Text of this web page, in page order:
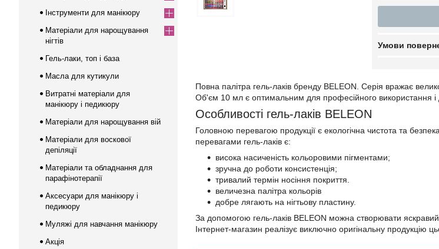
Повна палітра гель-лаків бренду BELEON. Серія вражає
Об'єм 10 мл є оптимальним для професійного використання і
Особливості гель-лаків BELEON
Головною перевагою продукції є екологічна чистота та
перевагами гель-лаків є:
висока насиченість кольоровими пігментами;
зручна до роботи консистенція;
тривалий термін носіння покриття.
величезна палітра кольорів
добре лягають на нігтьову пластину.
За допомогою гель-лаків BELEON можна створювати
Інтернет-магазин реалізує виключно оригінальну продукцію
Інструменти для манікюру
Матеріали для нарощування
нігтів
Гель-лаки, топ і база
Масла для кутикули
Витратні матеріали для
манікюру і педикюру
Матеріали для нарощування вій
Матеріали для воскової
депіляції
Матеріали та обладнання для
парафінотерапії
Аксесуари для манікюру і
педикюру
Муляжі для навчання манікюру
Акція